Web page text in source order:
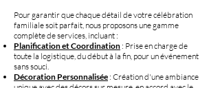
Pour garantir que chaque détail de votre célébration
familiale soit parfait, nous proposons une gamme
complète de services, incluant :
Planification et Coordination : Prise en charge de
toute la logistique, du début à la fin, pour un événement
sans souci.
Décoration Personnalisée : Création d'une ambiance